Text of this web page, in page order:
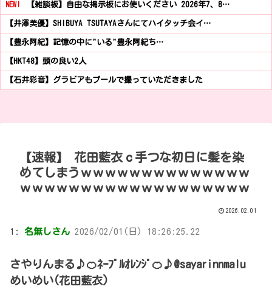
NEW! 【雑談板】自由な掲示板にお使いください 2026年7、8…
【井澤美優】SHIBUYA TSUTAYAさんにてハイタッチ会イ…
【豊永阿紀】記憶の中に"いる"豊永阿紀ち…
【HKT48】頭の良い2人
【石井彩音】グラビアもプールで撮っていただきました
【速報】 花田藍衣ｃ手つな初日に髪を染
めてしまうｗｗｗｗｗｗｗｗｗｗｗｗｗｗ
ｗｗｗｗｗｗｗｗｗｗｗｗｗｗｗｗｗｗｗ
2026.02.01
1: 名無しさん 2026/02/01(日) 18:26:25.22
さやりんまる♪🍊ﾈｰﾌﾞﾙｵﾚﾝｼﾞ🍊♪@sayarinnmalu
めいめい(花田藍衣)